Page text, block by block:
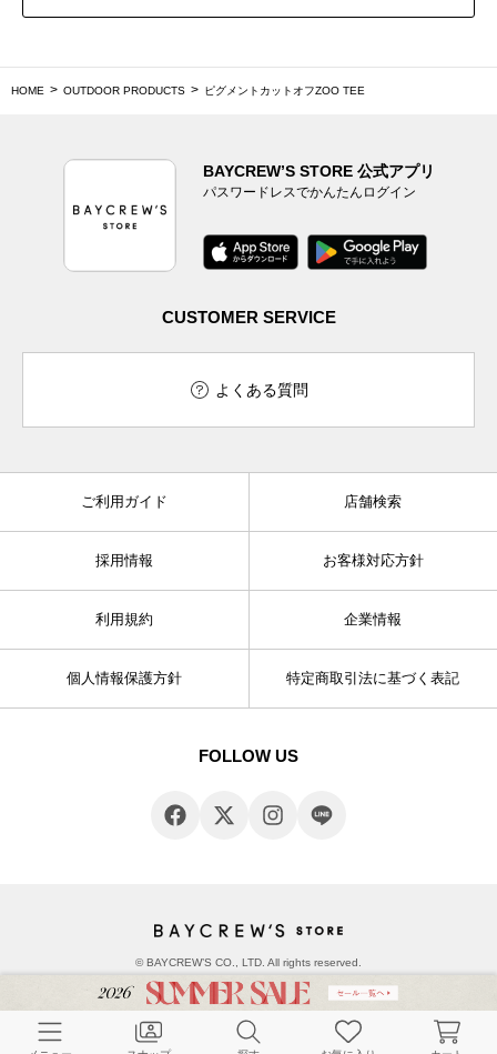
HOME OUTDOOR PRODUCTS ピグメントカットオフZOO TEE
BAYCREW’S STORE 公式アプリ
パスワードレスでかんたんログイン
CUSTOMER SERVICE
よくある質問
ご利用ガイド 店舗検索
採用情報 お客様対応方針
利用規約 企業情報
個人情報保護方針 特定商取引法に基づく表記
FOLLOW US
© BAYCREW’S CO., LTD. All rights reserved.